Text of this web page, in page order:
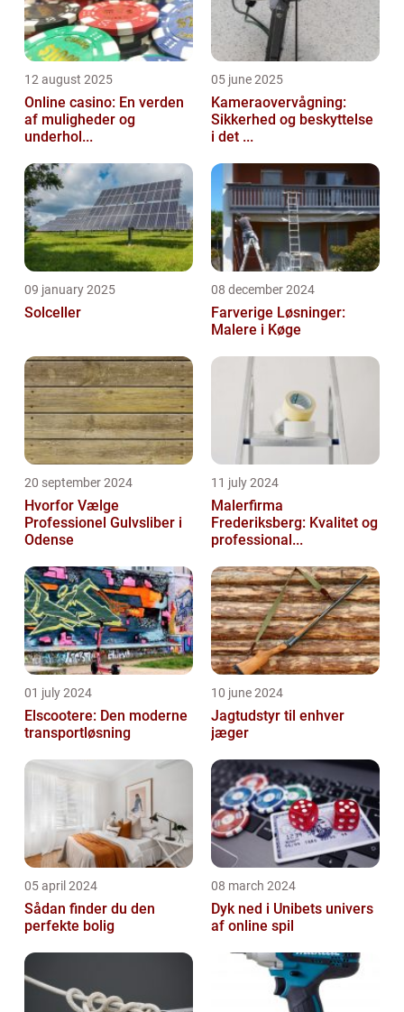
12 august 2025
Online casino: En verden
af muligheder og
underhol...
05 june 2025
Kameraovervågning:
Sikkerhed og beskyttelse
i det ...
09 january 2025
Solceller
08 december 2024
Farverige Løsninger:
Malere i Køge
20 september 2024
Hvorfor Vælge
Professionel Gulvsliber i
Odense
11 july 2024
Malerfirma
Frederiksberg: Kvalitet og
professional...
01 july 2024
Elscootere: Den moderne
transportløsning
10 june 2024
Jagtudstyr til enhver
jæger
05 april 2024
Sådan finder du den
perfekte bolig
08 march 2024
Dyk ned i Unibets univers
af online spil